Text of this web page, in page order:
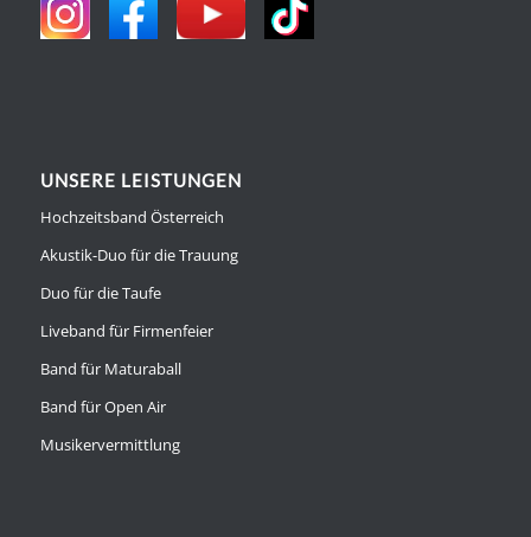
UNSERE LEISTUNGEN
Hochzeitsband Österreich
Akustik-Duo für die Trauung
Duo für die Taufe
Liveband für Firmenfeier
Band für Maturaball
Band für Open Air
Musikervermittlung